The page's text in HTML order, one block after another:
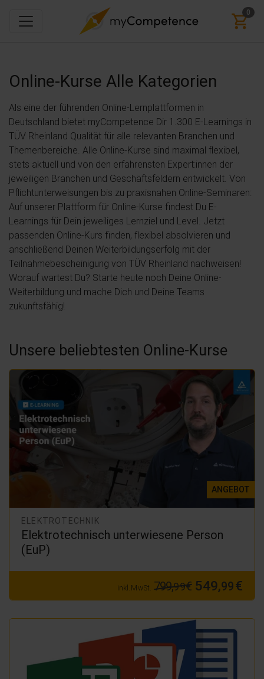
0
Online-Kurse Alle Kategorien
Als eine der führenden Online-Lernplattformen in
Deutschland bietet myCompetence Dir 1.300 E-Learnings in
TÜV Rheinland Qualität für alle relevanten Branchen und
Themenbereiche. Alle Online-Kurse sind maximal flexibel,
stets aktuell und von den erfahrensten Expert:innen der
jeweiligen Branchen und Geschäftsfeldern entwickelt. Von
Pflichtunterweisungen bis zu praxisnahen Online-Seminaren:
Auf unserer Plattform für Online-Kurse findest Du E-
Learnings für Dein jeweiliges Lernziel und Level. Jetzt
passenden Online-Kurs finden, flexibel absolvieren und
anschließend Deinen Weiterbildungserfolg mit der
Teilnahmebescheinigung von TÜV Rheinland nachweisen!
Worauf wartest Du? Starte heute noch Deine Online-
Weiterbildung und mache Dich und Deine Teams
zukunftsfähig!
Unsere beliebtesten Online-Kurse
ANGEBOT
ELEKTROTECHNIK
Elektrotechnisch unterwiesene Person
(EuP)
inkl. MwSt. 799,99€ 549,99€